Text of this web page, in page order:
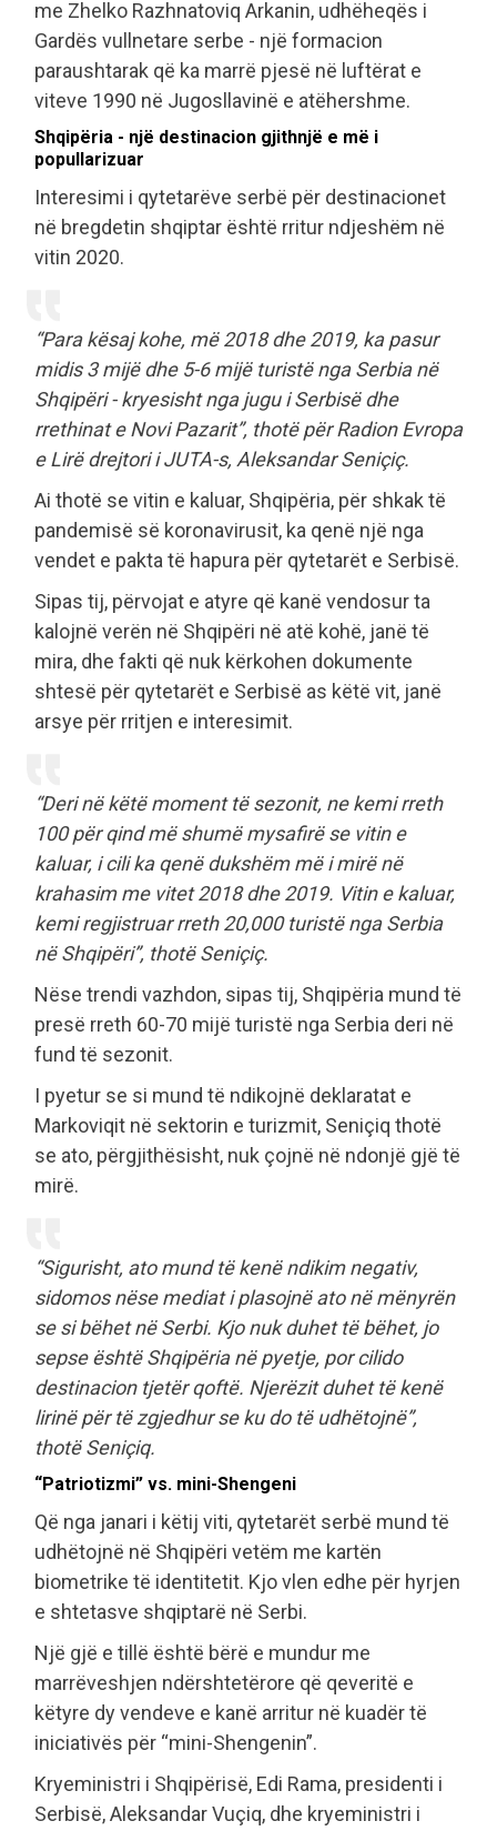
me Zhelko Razhnatoviq Arkanin, udhëheqës i
Gardës vullnetare serbe - një formacion
paraushtarak që ka marrë pjesë në luftërat e
viteve 1990 në Jugosllavinë e atëhershme.
Shqipëria - një destinacion gjithnjë e më i
popullarizuar
Interesimi i qytetarëve serbë për destinacionet
në bregdetin shqiptar është rritur ndjeshëm në
vitin 2020.
“Para kësaj kohe, më 2018 dhe 2019, ka pasur
midis 3 mijë dhe 5-6 mijë turistë nga Serbia në
Shqipëri - kryesisht nga jugu i Serbisë dhe
rrethinat e Novi Pazarit”, thotë për Radion Evropa
e Lirë drejtori i JUTA-s, Aleksandar Seniçiç.
Ai thotë se vitin e kaluar, Shqipëria, për shkak të
pandemisë së koronavirusit, ka qenë një nga
vendet e pakta të hapura për qytetarët e Serbisë.
Sipas tij, përvojat e atyre që kanë vendosur ta
kalojnë verën në Shqipëri në atë kohë, janë të
mira, dhe fakti që nuk kërkohen dokumente
shtesë për qytetarët e Serbisë as këtë vit, janë
arsye për rritjen e interesimit.
“Deri në këtë moment të sezonit, ne kemi rreth
100 për qind më shumë mysafirë se vitin e
kaluar, i cili ka qenë dukshëm më i mirë në
krahasim me vitet 2018 dhe 2019. Vitin e kaluar,
kemi regjistruar rreth 20,000 turistë nga Serbia
në Shqipëri”, thotë Seniçiç.
Nëse trendi vazhdon, sipas tij, Shqipëria mund të
presë rreth 60-70 mijë turistë nga Serbia deri në
fund të sezonit.
I pyetur se si mund të ndikojnë deklaratat e
Markoviqit në sektorin e turizmit, Seniçiq thotë
se ato, përgjithësisht, nuk çojnë në ndonjë gjë të
mirë.
“Sigurisht, ato mund të kenë ndikim negativ,
sidomos nëse mediat i plasojnë ato në mënyrën
se si bëhet në Serbi. Kjo nuk duhet të bëhet, jo
sepse është Shqipëria në pyetje, por cilido
destinacion tjetër qoftë. Njerëzit duhet të kenë
lirinë për të zgjedhur se ku do të udhëtojnë”,
thotë Seniçiq.
“Patriotizmi” vs. mini-Shengeni
Që nga janari i këtij viti, qytetarët serbë mund të
udhëtojnë në Shqipëri vetëm me kartën
biometrike të identitetit. Kjo vlen edhe për hyrjen
e shtetasve shqiptarë në Serbi.
Një gjë e tillë është bërë e mundur me
marrëveshjen ndërshtetërore që qeveritë e
këtyre dy vendeve e kanë arritur në kuadër të
iniciativës për “mini-Shengenin”.
Kryeministri i Shqipërisë, Edi Rama, presidenti i
Serbisë, Aleksandar Vuçiq, dhe kryeministri i